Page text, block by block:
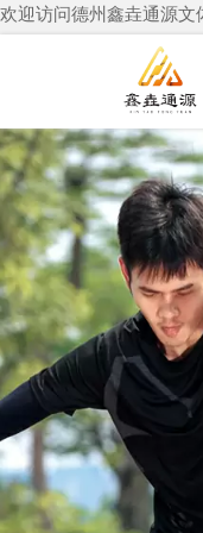
欢迎访问德州鑫垚通源文